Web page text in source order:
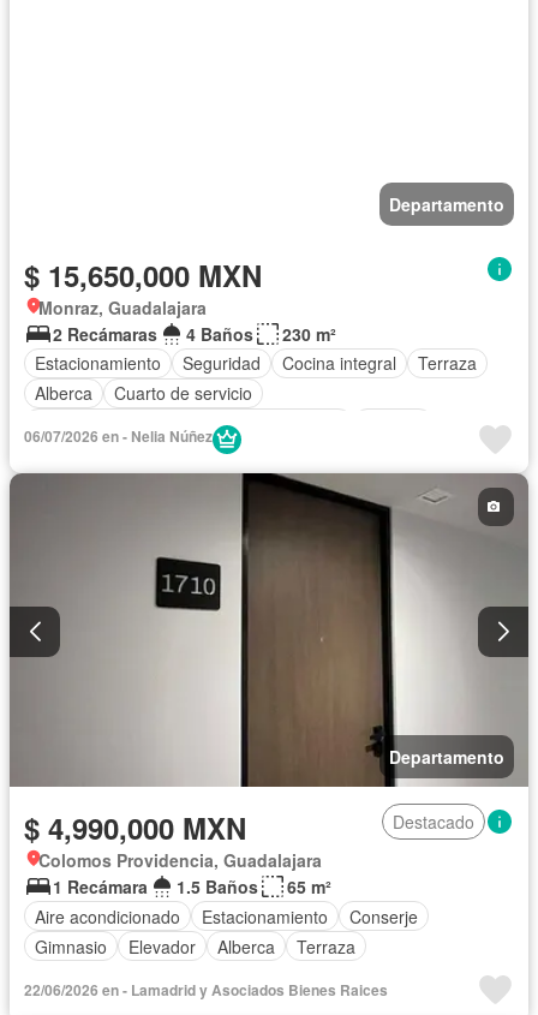
Departamento
$ 15,650,000 MXN
Monraz, Guadalajara
2 Recámaras
4 Baños
230 m²
Estacionamiento
Seguridad Cocina integral
Terraza
Alberca
Cuarto de servicio
Acceso para personas con discapacidad
Bodega
Caseta de vigilancia
Vista panorámica
Conserje
Permite mascotas Permite niños
06/07/2026 en - Nelia Núñez
Departamento
$ 4,990,000 MXN
Destacado
Colomos Providencia, Guadalajara
1 Recámara
1.5 Baños
65 m²
Aire acondicionado
Estacionamiento
Conserje
Gimnasio
Elevador Alberca Terraza
22/06/2026 en - Lamadrid y Asociados Bienes Raices